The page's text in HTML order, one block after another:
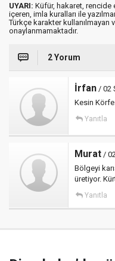
UYARI: Küfür, hakaret, rencide
içeren, imla kuralları ile
Türkçe karakter kullanılmayan
onaylanmamaktadır.
2 Yorum
İrfan / 02
Kesin
Yanıtla
Murat /
Bölgeyi
üretiyor.
Yanıtla